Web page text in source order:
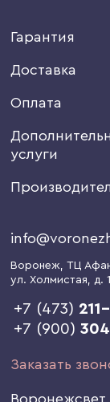
Гарантия
Доставка
Оплата
услуги
Воронеж, ТЦ
ул. Холмистая, д.
+7 (473)
+7 (900)
Заказать
Воронежсвет